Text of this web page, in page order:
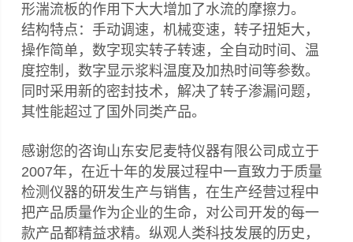
形湍流板的作用下大大增加了水流的摩擦力。
结构特点：手动调速，机械变速，转子扭矩大，
操作简单，数字现实转子转速，全自动时间、温
度控制，数字显示浆料温度及加热时间等参数。
同时采用新的密封技术，解决了转子渗漏问题，
其性能超过了国外同类产品。
感谢您的咨询山东安尼麦特仪器有限公司成立于
2007年，在近十年的发展过程中一直致力于质量
检测仪器的研发生产与销售，在生产经营过程中
把产品质量作为企业的生命，对公司开发的每一
款产品都精益求精。纵观人类科技发展的历史，